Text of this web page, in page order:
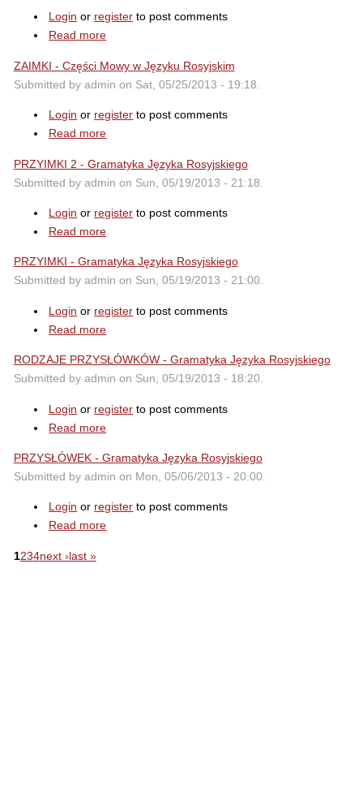
Login or register to post comments
Read more
ZAIMKI - Części Mowy w Języku Rosyjskim
Submitted by admin on Sat, 05/25/2013 - 19:18.
Login or register to post comments
Read more
PRZYIMKI 2 - Gramatyka Języka Rosyjskiego
Submitted by admin on Sun, 05/19/2013 - 21:18.
Login or register to post comments
Read more
PRZYIMKI - Gramatyka Języka Rosyjskiego
Submitted by admin on Sun, 05/19/2013 - 21:00.
Login or register to post comments
Read more
RODZAJE PRZYSŁÓWKÓW - Gramatyka Języka Rosyjskiego
Submitted by admin on Sun, 05/19/2013 - 18:20.
Login or register to post comments
Read more
PRZYSŁÓWEK - Gramatyka Języka Rosyjskiego
Submitted by admin on Mon, 05/06/2013 - 20:00.
Login or register to post comments
Read more
1234next ›last »